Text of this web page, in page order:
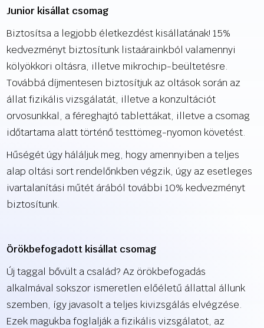
Junior kisállat csomag
Biztosítsa a legjobb életkezdést kisállatának! 15%
kedvezményt biztosítunk listaárainkból valamennyi
kölyökkori oltásra, illetve mikrochip-beültetésre.
Továbbá díjmentesen biztosítjuk az oltások során az
állat fizikális vizsgálatát, illetve a konzultációt
orvosunkkal, a féreghajtó tablettákat, illetve a csomag
időtartama alatt történő testtömeg-nyomon követést.
Hűségét úgy háláljuk meg, hogy amennyiben a teljes
alap oltási sort rendelőnkben végzik, úgy az esetleges
ivartalanítási műtét árából további 10% kedvezményt
biztosítunk.
Örökbefogadott kisállat csomag
Új taggal bővült a család? Az örökbefogadás
alkalmával sokszor ismeretlen előéletű állattal állunk
szemben, így javasolt a teljes kivizsgálás elvégzése.
Ezek magukba foglalják a fizikális vizsgálatot, az